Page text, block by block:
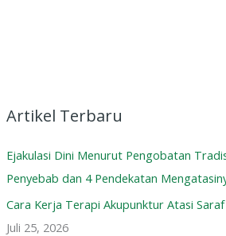
u
:
Artikel Terbaru
Ejakulasi Dini Menurut Pengobatan
Penyebab dan 4 Pendekatan
Cara Kerja Terapi Akupunktur Atasi
Juli 25, 2026